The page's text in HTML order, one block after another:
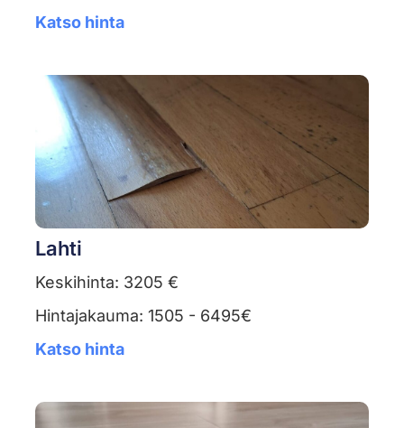
Katso hinta
Lahti
Keskihinta: 3205 €
Hintajakauma: 1505 - 6495€
Katso hinta